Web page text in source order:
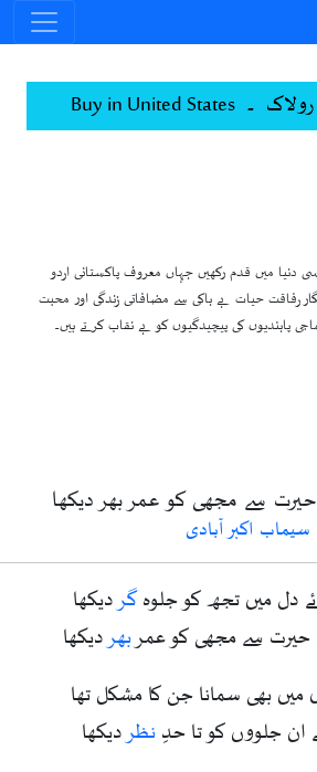
رولاک ۔ Buy in United States
دنیا میں قدم رکھیں جہاں معروف پاکستانی اردو
رفاقت حیات بے باکی سے مضافاتی زندگی اور محبت
پابندیوں کی پیچیدگیوں کو بے نقاب کرتے ہیں۔
سے مجھی کو عمر بھر دیکھا
سیماب اکبر آبادی
دل میں تجھ کو جلوہگردیکھا
سے مجھی کو عمربھردیکھا
بھی سمانا جن کا مشکل تھا
ان جلووں کو تا حدِنظردیکھا